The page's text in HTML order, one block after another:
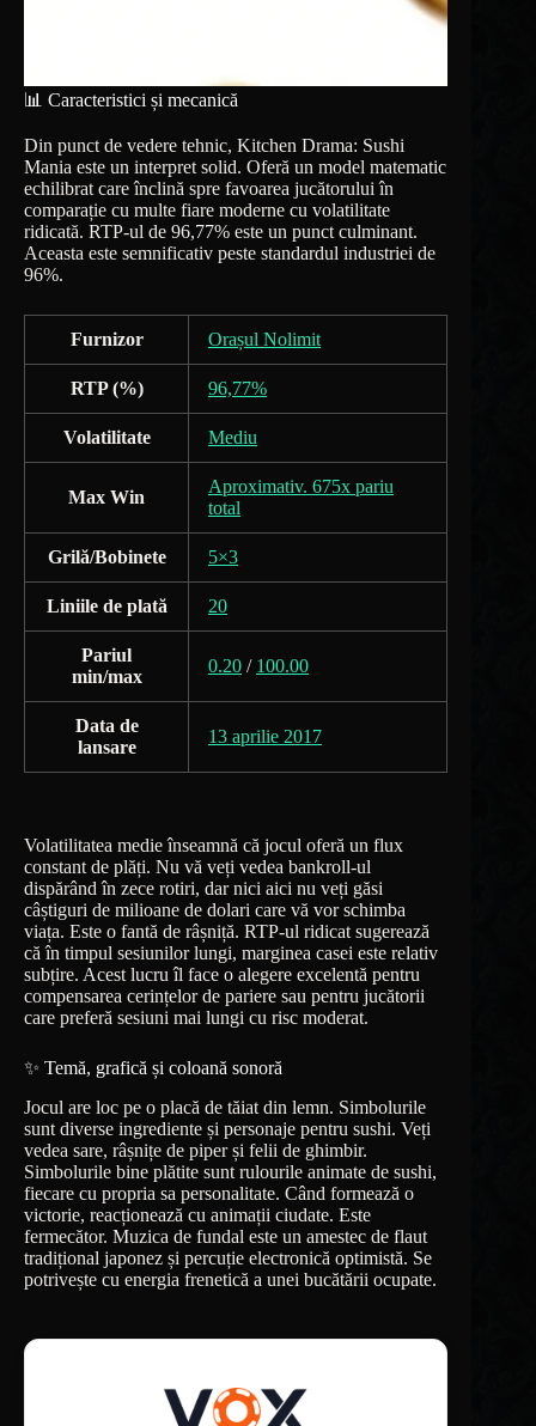
📊 Caracteristici și mecanică
Din punct de vedere tehnic, Kitchen Drama: Sushi
Mania este un interpret solid. Oferă un model matematic
echilibrat care înclină spre favoarea jucătorului în
comparație cu multe fiare moderne cu volatilitate
ridicată. RTP-ul de 96,77% este un punct culminant.
Aceasta este semnificativ peste standardul industriei de
96%.
Furnizor Orașul Nolimit
RTP (%) 96,77%
Volatilitate Mediu
Max Win
Aproximativ. 675x pariu
total
Grilă/Bobinete 5×3
Liniile de plată 20
Pariul
min/max
0.20 / 100.00
Data de
lansare
13 aprilie 2017
Volatilitatea medie înseamnă că jocul oferă un flux
constant de plăți. Nu vă veți vedea bankroll-ul
dispărând în zece rotiri, dar nici aici nu veți găsi
câștiguri de milioane de dolari care vă vor schimba
viața. Este o fantă de râșniță. RTP-ul ridicat sugerează
că în timpul sesiunilor lungi, marginea casei este relativ
subțire. Acest lucru îl face o alegere excelentă pentru
compensarea cerințelor de pariere sau pentru jucătorii
care preferă sesiuni mai lungi cu risc moderat.
✨ Temă, grafică și coloană sonoră
Jocul are loc pe o placă de tăiat din lemn. Simbolurile
sunt diverse ingrediente și personaje pentru sushi. Veți
vedea sare, râșnițe de piper și felii de ghimbir.
Simbolurile bine plătite sunt rulourile animate de sushi,
fiecare cu propria sa personalitate. Când formează o
victorie, reacționează cu animații ciudate. Este
fermecător. Muzica de fundal este un amestec de flaut
tradițional japonez și percuție electronică optimistă. Se
potrivește cu energia frenetică a unei bucătării ocupate.